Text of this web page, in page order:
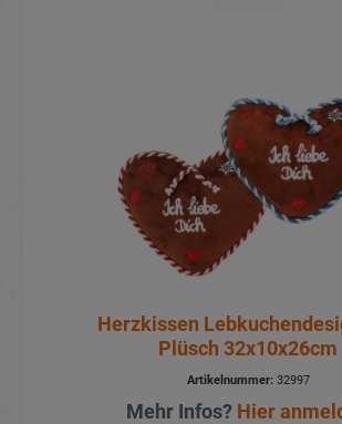
Herzkissen
Plüsch 32x10x26cm
Artikelnummer:32997
Mehr Infos? Hier